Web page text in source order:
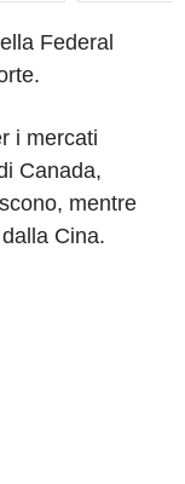
Federal
i mercati
Canada,
mentre
Cina.